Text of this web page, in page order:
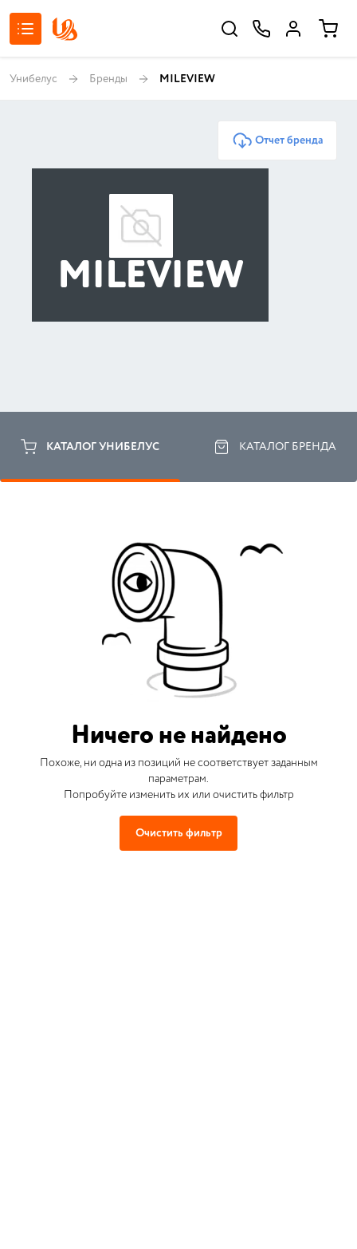
Унибелус Бренды MILEVIEW
Отчет бренда
MILEVIEW
КАТАЛОГ УНИБЕЛУС КАТАЛОГ БРЕНДА
Ничего не найдено
Похоже, ни одна из позиций не соответствует заданным
параметрам.
Попробуйте изменить их или очистить фильтр
Очистить фильтр